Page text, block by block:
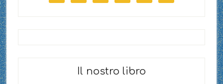
Il nostro libro